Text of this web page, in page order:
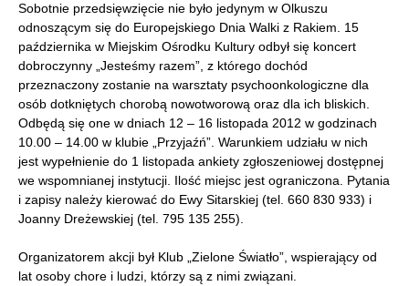
Sobotnie przedsięwzięcie nie było jedynym w Olkuszu
odnoszącym się do Europejskiego Dnia Walki z Rakiem. 15
października w Miejskim Ośrodku Kultury odbył się koncert
dobroczynny „Jesteśmy razem”, z którego dochód
przeznaczony zostanie na warsztaty psychoonkologiczne dla
osób dotkniętych chorobą nowotworową oraz dla ich bliskich.
Odbędą się one w dniach 12 – 16 listopada 2012 w godzinach
10.00 – 14.00 w klubie „Przyjaźń”. Warunkiem udziału w nich
jest wypełnienie do 1 listopada ankiety zgłoszeniowej dostępnej
we wspomnianej instytucji. Ilość miejsc jest ograniczona. Pytania
i zapisy należy kierować do Ewy Sitarskiej (tel. 660 830 933) i
Joanny Dreżewskiej (tel. 795 135 255).
Organizatorem akcji był Klub „Zielone Światło”, wspierający od
lat osoby chore i ludzi, którzy są z nimi związani.